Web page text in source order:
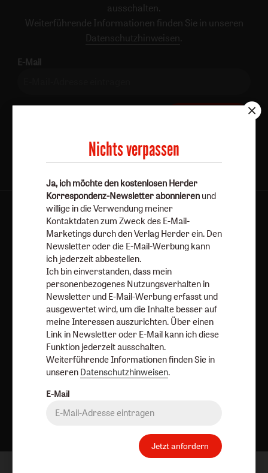
ausschalten.
Weiterführende Informationen finden Sie in unseren
Datenschutzhinweisen .
E-Mail
AGB und Widerrufsbelehrung
Datenschutz
Barrierefreiheit
Impressum
Vertrag widerrufen Abo online kündigen
Nichts verpassen
Ja, ich möchte den kostenlosen Herder
Korrespondenz-Newsletter abonnieren und
willige in die Verwendung meiner
Kontaktdaten zum Zweck des E-Mail-
Marketings durch den Verlag Herder ein. Den
Newsletter oder die E-Mail-Werbung kann
ich jederzeit abbestellen.
Ich bin einverstanden, dass mein
personenbezogenes Nutzungsverhalten in
Newsletter und E-Mail-Werbung erfasst und
ausgewertet wird, um die Inhalte besser auf
meine Interessen auszurichten. Über einen
Link in Newsletter oder E-Mail kann ich diese
Funktion jederzeit ausschalten.
Weiterführende Informationen finden Sie in
unseren Datenschutzhinweisen.
E-Mail
Jetzt anfordern